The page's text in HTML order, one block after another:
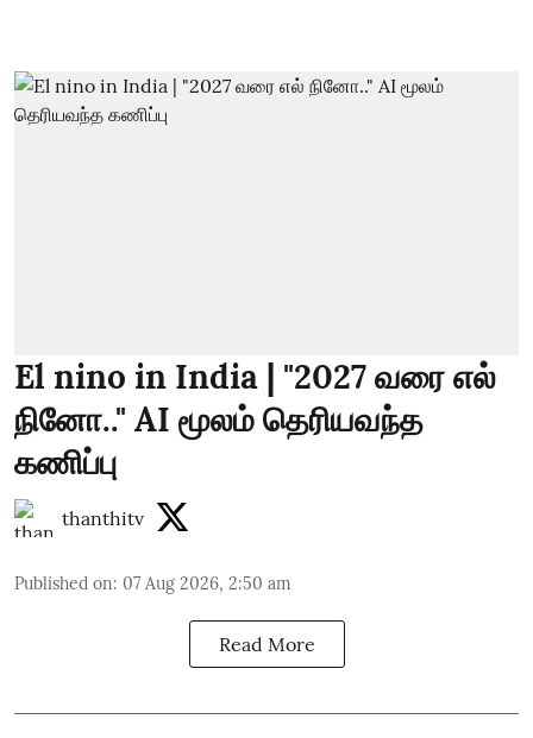
El nino in India | "2027 வரை எல்
நினோ.." AI மூலம் தெரியவந்த
கணிப்பு
thanthitv
Published on: 07 Aug 2026, 2:50 am
Read More